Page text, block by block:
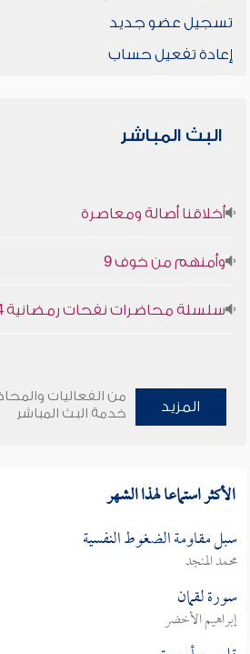
تسجيل عضو جديد
إعادة تفعيل حساب
البث المباشر
أخلاقنا أصالة ومعاصرة
وأمنهم من خوف 9
سلسلة محاضرات نفحات رمضانية 1444هـ
المزيد
من الفعاليات
خدمة البث المباشر
الأكثر استماعا لهذا الشهر
سبل مقاومة الضغوط النفسية
محمد المنجد
سورة لقمان
إبراهيم الأخضر